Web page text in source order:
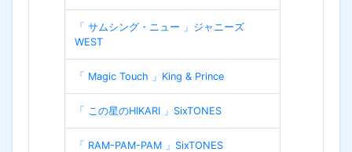
「 サムシング・ニュー 」ジャニーズ
WEST
「 Magic Touch 」King & Prince
「 この星のHIKARI 」SixTONES
「 RAM-PAM-PAM 」SixTONES